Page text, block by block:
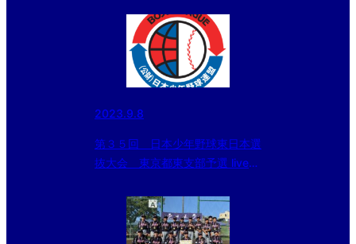
2023.9.8
第３５回 日本少年野球東日本選
抜大会 東京都東支部予選 live配